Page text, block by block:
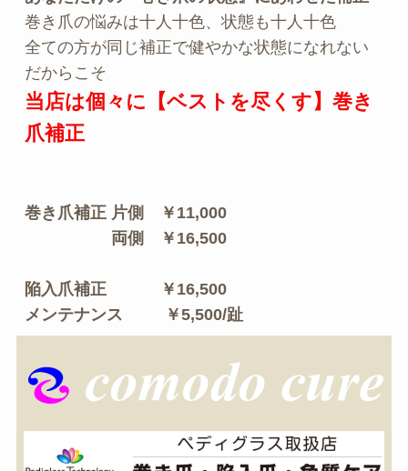
巻き爪の悩みは十人十色、状態も十人十色
全ての方が同じ補正で健やかな状態になれない
だからこそ
当店は個々に【ベストを尽くす】巻き
爪補正
巻き爪補正 片側　￥11,000
両側　￥16,500
陥入爪補正 　　　￥16,500
メンテナンス 　　 ￥5,500/趾